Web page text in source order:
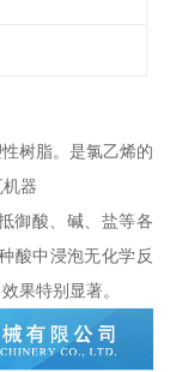
树脂。是氯乙烯的
器
御酸、碱、盐等各
酸中浸泡无化学反
果特别显著。